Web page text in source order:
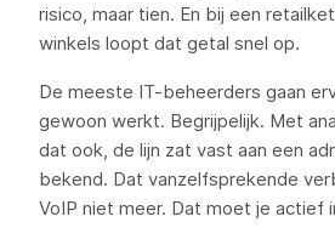
risico, maar tien. En bij een
winkels loopt dat getal snel op.
De meeste IT-beheerders gaan
gewoon werkt. Begrijpelijk. Met
dat ook, de lijn zat vast aan een
bekend. Dat vanzelfsprekende
VoIP niet meer. Dat moet je actief